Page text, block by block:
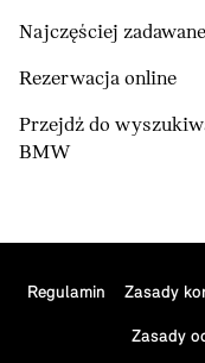
Najczęściej
Rezerwacja online
Przejdź do
BMW
Regulamin Zasady
Zasady